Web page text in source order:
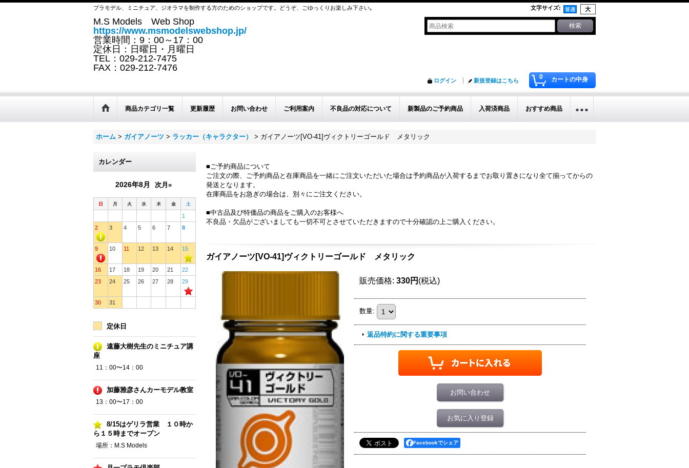
プラモデル、ミニチュア、ジオラマを制作する方のためのショップです。どうぞ、ごゆっくりお楽しみ下さい｡ 文字サイズ:
M.S Models Web Shop
https://www.msmodelswebshop.jp/
営業時間：9：00～17：00
定休日：日曜日・月曜日
TEL：029-212-7475
FAX：029-212-7476
0 カートの中身
ログイン 新規登録はこちら
商品カテゴリ一覧 更新履歴 お問い合わせ ご利用案内 不良品の対応について 新製品のご予約商品 入荷済商品 おすすめ商品
ホーム > ガイアノーツ > ラッカー（キャラクター） > ガイアノーツ[VO-41]ヴィクトリーゴールド メタリック
カレンダー
2026年8月 次月»
日 月 火 水 木 金 土
1
2
3 4 5 6 7 8
9 10 11 12 13 14 15
16 17 18 19 20 21
22
23
24 25 26 27 28 29
30 31
定休日
遠藤大樹先生のミニチュア講
座
11：00〜14：00
加藤雅彦さんカーモデル教室
13：00〜17：00
8/15はゲリラ営業 １０時か
ら１５時までオープン
場所：M.S Models
■ご予約商品について
ご注文の際、ご予約商品と在庫商品を一緒にご注文いただいた場合は予約商品が入荷するまでお取り置きになり全て揃ってからの
発送となります。
在庫商品をお急ぎの場合は、別々にご注文ください。
■中古品及び特価品の商品をご購入のお客様へ
不良品・欠品がございましても一切不可とさせていただきますので十分確認の上ご購入ください。
ガイアノーツ[VO-41]ヴィクトリーゴールド メタリック
販売価格: 330円 (税込)
数量:
返品特約に関する重要事項
お問い合わせ
お気に入り登録
Facebookでシェア